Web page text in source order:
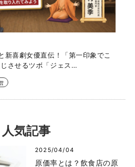
喜劇女優直伝！「第一印象でこ
させるツボ「ジェス…
人気記事
2025/04/04
原価率とは？飲食店の原